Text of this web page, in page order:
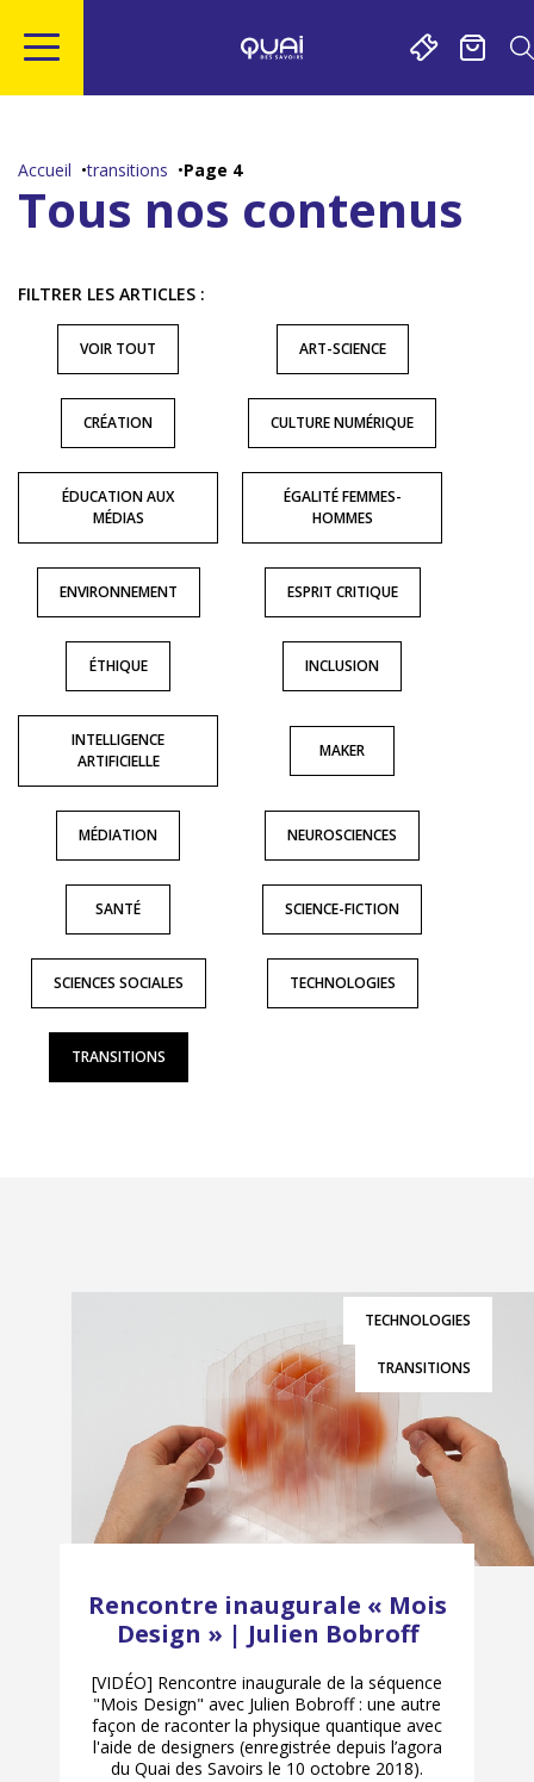
contenu
navigation
Accueil transitions Page 4
Tous nos contenus
FILTRER LES ARTICLES :
VOIR TOUT ART-SCIENCE
CRÉATION CULTURE NUMÉRIQUE
ÉDUCATION AUX
MÉDIAS
ÉGALITÉ FEMMES-
HOMMES
ENVIRONNEMENT ESPRIT CRITIQUE
ÉTHIQUE INCLUSION
INTELLIGENCE
ARTIFICIELLE
MAKER
MÉDIATION NEUROSCIENCES
SANTÉ SCIENCE-FICTION
SCIENCES SOCIALES TECHNOLOGIES
TRANSITIONS
TECHNOLOGIES
TRANSITIONS
Rencontre inaugurale « Mois
Design » | Julien Bobroff
[VIDÉO] Rencontre inaugurale de la séquence
"Mois Design" avec Julien Bobroff : une autre
façon de raconter la physique quantique avec
l'aide de designers (enregistrée depuis l’agora
du Quai des Savoirs le 10 octobre 2018).